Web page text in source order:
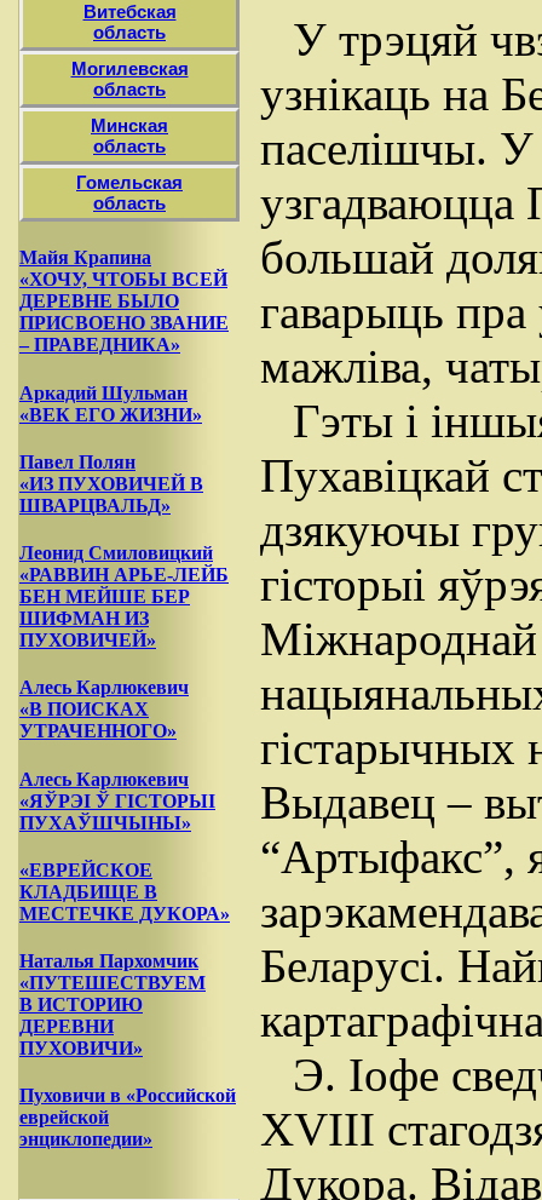
Витебская
область
Могилевская
область
Минская
область
Гомельская
область
Майя Крапина
«ХОЧУ, ЧТОБЫ ВСЕЙ
ДЕРЕВНЕ БЫЛО
ПРИСВОЕНО ЗВАНИЕ
– ПРАВЕДНИКА»
Аркадий Шульман
«ВЕК ЕГО ЖИЗНИ»
Павел Полян
«ИЗ ПУХОВИЧЕЙ В
ШВАРЦВАЛЬД»
Леонид Смиловицкий
«РАВВИН АРЬЕ-ЛЕЙБ
БЕН МЕЙШЕ БЕР
ШИФМАН ИЗ
ПУХОВИЧЕЙ»
Алесь Карлюкевич
«В ПОИСКАХ
УТРАЧЕННОГО»
Алесь Карлюкевич
«ЯЎРЭІ Ў ГІСТОРЫІ
ПУХАЎШЧЫНЫ»
«ЕВРЕЙСКОЕ
КЛАДБИЩЕ В
МЕСТЕЧКЕ ДУКОРА»
Наталья Пархомчик
«ПУТЕШЕСТВУЕМ
В ИСТОРИЮ
ДЕРЕВНИ
ПУХОВИЧИ»
Пуховичи в «Российской
еврейской
энциклопедии»
У трэцяй
узнікаць на
паселішчы. У
большай
гаварыць пра
мажліва,
Гэты i
Пухавіцкай
дзякуючы
гісторыі
Міжнароднай
гістарычных
Выдавец –
“Артыфакс”,
Белаpyci.
Э. Іофе
XVIII
Дукора.